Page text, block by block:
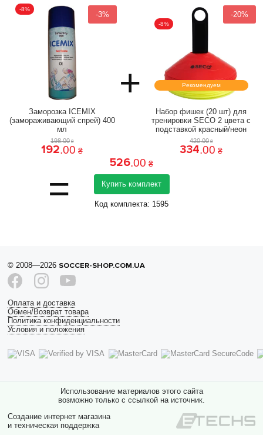
-3%
-8%
+
Заморозка ICEMIX
(замораживающий спрей) 400
мл
198.00 ₴
192.00 ₴
-20%
Рекомендуем
-8%
Набор фишек (20 шт) для
тренировки SECO 2 цвета с
подставкой красный/неон
420.00 ₴
334.00 ₴
=
526.00 ₴
Купить комплект
Код комплекта: 1595
© 2008—2026 SOCCER-SHOP.COM.UA
Оплата и доставка
Обмен/Возврат товара
Политика конфиденциальности
Условия и положения
Использование материалов этого сайта
возможно только с ссылкой на источник.
Создание интернет магазина
и техническая поддержка